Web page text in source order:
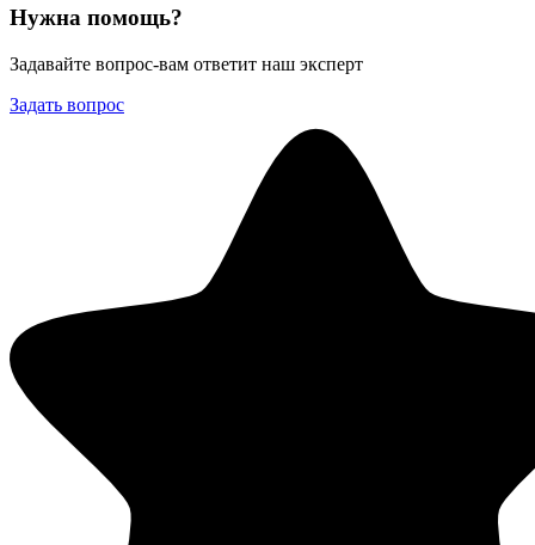
Нужна помощь?
Задавайте вопрос-вам ответит наш эксперт
Задать вопрос